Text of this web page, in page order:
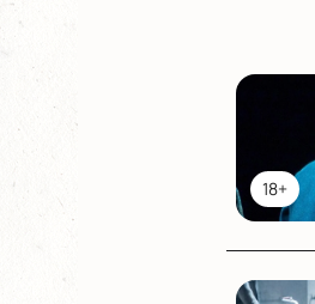
18+